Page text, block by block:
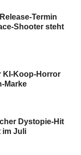
Termin
Shooter steht
KI-Koop-Horror
Marke
Dystopie-Hit
im Juli